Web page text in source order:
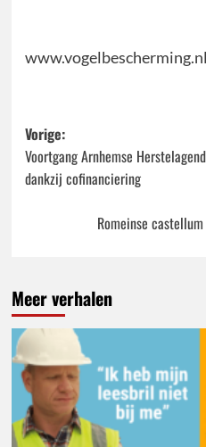
www.vogelbescherming.nl
Bericht
navigatie
Vorige:
Voortgang Arnhemse
dankzij cofinanciering
Romeinse
Meer verhalen